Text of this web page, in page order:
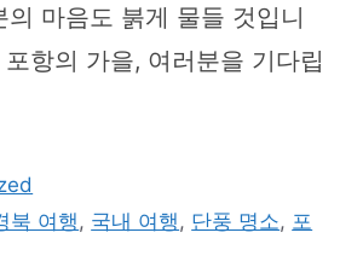
의 마음도 붉게 물들 것입니
항의 가을, 여러분을 기다립
북 여행, 국내 여행 , 단풍 명소, 포